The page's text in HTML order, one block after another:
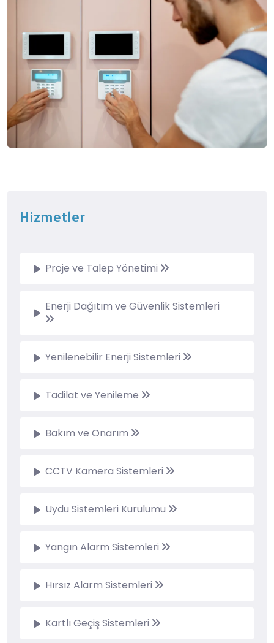
Hizmetler
Proje ve Talep Yönetimi
Enerji Dağıtım ve Güvenlik Sistemleri
Yenilenebilir Enerji Sistemleri
Tadilat ve Yenileme
Bakım ve Onarım
CCTV Kamera Sistemleri
Uydu Sistemleri Kurulumu
Yangın Alarm Sistemleri
Hırsız Alarm Sistemleri
Kartlı Geçiş Sistemleri